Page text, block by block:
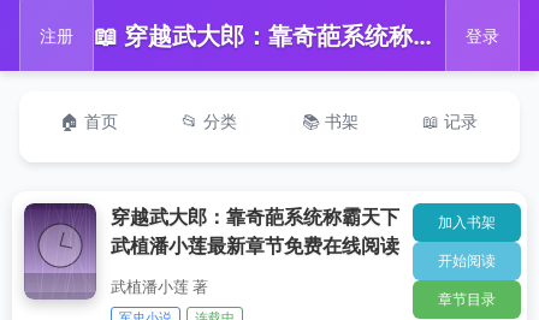
注册 📖 穿越武大郎：靠奇葩系统称霸天下武植潘小莲最新章节免费在线阅读 登录
🏠 首页 📂 分类 📚 书架 📖 记录
穿越武大郎：靠奇葩系统称霸天下
武植潘小莲最新章节免费在线阅读
武植潘小莲 著
加入书架
开始阅读
章节目录